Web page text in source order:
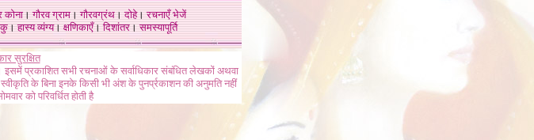
कोना।गौरव ग्राम।गौरवग्रंथ।दोहे।रचनाएँ भेजें
। हास्य व्यंग्य। क्षणिकाएँ। दिशांतर। समस्यापूर्ति
सुरक्षित
इसमें प्रकाशित सभी रचनाओं के सर्वाधिकार संबंधित लेखकों अथवा
के बिना इनके किसी भी अंश के पुनर्प्रकाशन की अनुमति नहीं
को परिवर्धित होती है